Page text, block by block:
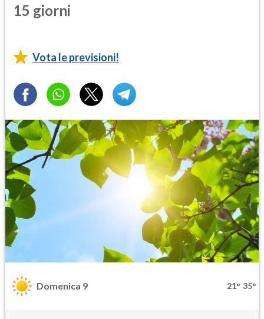
15 giorni
Vota le previsioni!
Domenica 9 21° 35°